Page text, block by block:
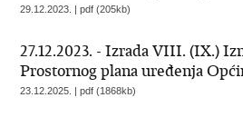
29.12.2023. | pdf (205kb)
27.12.2023. - Izrada VIII. (IX.)
Prostornog plana uređenja
23.12.2025. | pdf (1868kb)